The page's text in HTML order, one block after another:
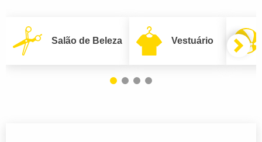
Salão de Beleza Vestuário